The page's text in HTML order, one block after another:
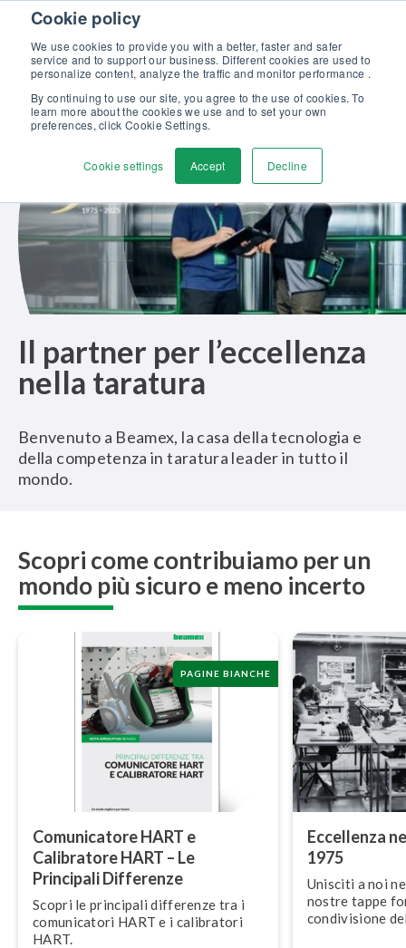
Cookie policy
We use cookies to provide you with a better, faster and safer
service and to support our business. Different cookies are used to
personalize content, analyze the traffic and monitor performance .
By continuing to use our site, you agree to the use of cookies. To
learn more about the cookies we use and to set your own
preferences, click Cookie Settings.
Cookie settings Accept Decline
Skip to content
Scopri la nostra nuova brochure Soluzioni Beamex per l’eccellenza
Contattaci
Il partner per l’eccellenza
nella taratura
Benvenuto a Beamex, la casa della tecnologia e
della competenza in taratura leader in tutto il
mondo.
Scopri come contribuiamo per un
mondo più sicuro e meno incerto
PAGINE BIANCHE
Co­mu­ni­ca­to­re HART e
Calibratore HART – Le
Principali Differenze
Scopri le principali differenze tra i
co­mu­ni­ca­to­ri HART e i calibratori
HART.
Eccellenza
1975
Unisciti a noi
nostre tappe
con­di­vi­sio­ne